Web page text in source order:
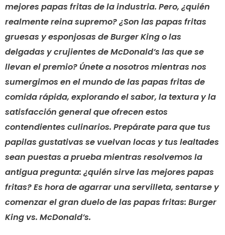
mejores papas fritas de la industria. Pero, ¿quién
realmente reina supremo? ¿Son las papas fritas
gruesas y esponjosas de Burger King o las
delgadas y crujientes de McDonald’s las que se
llevan el premio? Únete a nosotros mientras nos
sumergimos en el mundo de las papas fritas de
comida rápida, explorando el sabor, la textura y la
satisfacción general que ofrecen estos
contendientes culinarios. Prepárate para que tus
papilas gustativas se vuelvan locas y tus lealtades
sean puestas a prueba mientras resolvemos la
antigua pregunta: ¿quién sirve las mejores papas
fritas? Es hora de agarrar una servilleta, sentarse y
comenzar el gran duelo de las papas fritas: Burger
King vs. McDonald’s.